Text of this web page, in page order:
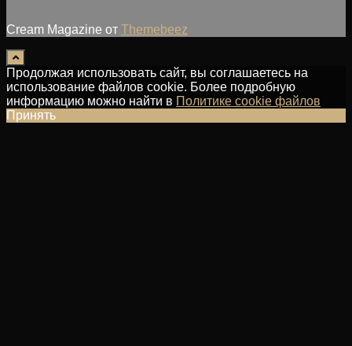
Cream Magazine от Themebeez
Продолжая использовать сайт, вы соглашаетесь на
использование файлов cookie. Более подробную
информацию можно найти в Политике cookie файлов
Принять